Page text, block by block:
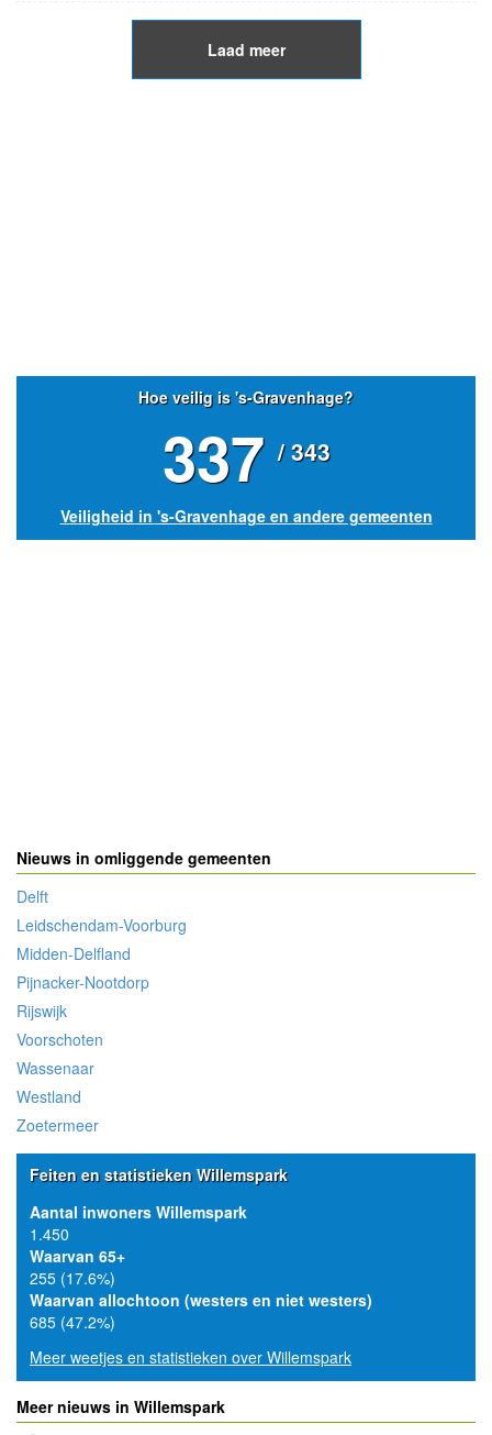
Laad meer
Hoe veilig is 's-Gravenhage?
337 / 343
Veiligheid in 's-Gravenhage en andere gemeenten
Nieuws in omliggende gemeenten
Delft
Leidschendam-Voorburg
Midden-Delfland
Pijnacker-Nootdorp
Rijswijk
Voorschoten
Wassenaar
Westland
Zoetermeer
Feiten en statistieken Willemspark
Aantal inwoners Willemspark
1.450
Waarvan 65+
255 (17.6%)
Waarvan allochtoon (westers en niet westers)
685 (47.2%)
Meer weetjes en statistieken over Willemspark
Meer nieuws in Willemspark